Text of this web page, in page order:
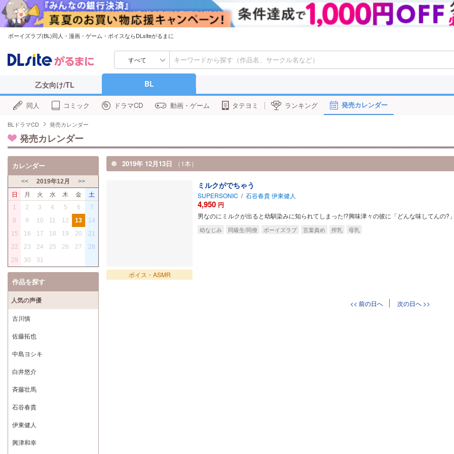
ボーイズラブ(BL)同人・漫画・ゲーム・ボイスならDLsiteがるまに
すべて
乙女向け/TL BL
同人 コミック ドラマCD 動画・ゲーム タテヨミ ランキング 発売カレンダー
BLドラマCD 発売カレンダー
発売カレンダー
2019年 12月13日 （1本）
ボイス・ASMR
ミルクがでちゃう
SUPERSONIC / 石谷春貴伊東健人
4,950 円
男なのにミルクが出ると幼馴染みに知られてしまった!?興味津々の彼に「どんな味してんの
幼なじみ 同級生/同僚 ボーイズラブ 言葉責め 搾乳 母乳
<< 前の日へ 次の日へ >>
カレンダー
<< 2019年12月 >>
日 月 火 水 木 金 土
1 2 3 4 5 6
7
8
9 10 11 12 13
14
15
16 17 18 19 20
21
22
23 24 25 26 27
28
29
30 31
作品を探す
人気の声優
古川慎
佐藤拓也
中島ヨシキ
白井悠介
斉藤壮馬
石谷春貴
伊東健人
興津和幸